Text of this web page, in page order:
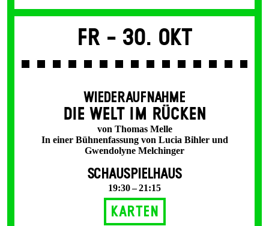
Fr - 30. Okt
WIEDERAUFNAHME
DIE WELT IM RÜCKEN
von Thomas Melle
In einer Bühnenfassung von Lucia Bihler und
Gwendolyne Melchinger
SCHAUSPIELHAUS
19:30 – 21:15
Karten